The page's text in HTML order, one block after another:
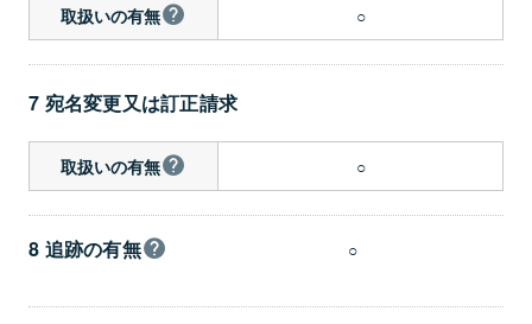
取扱いの有無 ○
7 宛名変更又は訂正請求
取扱いの有無 ○
8 追跡の有無 ○